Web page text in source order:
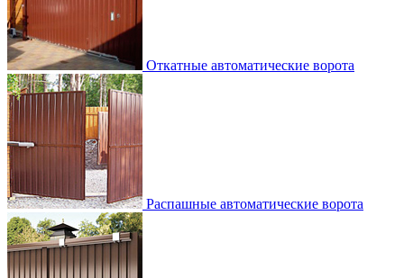
Откатные автоматические ворота
Распашные автоматические ворота